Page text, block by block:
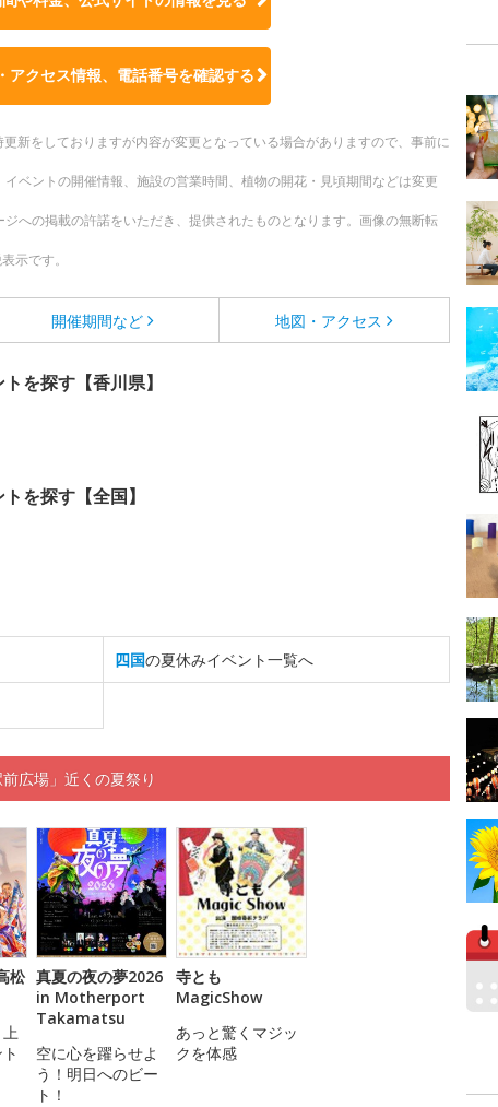
アクセス情報、電話番号を確認する
新をしておりますが内容が変更となっている場合がありますので、事前に
ベントの開催情報、施設の営業時間、植物の開花・見頃期間などは変更
への掲載の許諾をいただき、提供されたものとなります。画像の無断転
示です。
開催期間など 地図・アクセス
を探す【香川県】
を探す【全国】
四国の夏休みイベント一覧へ
広場」近くの夏祭り
松 真夏の夜の夢2026
in Motherport
Takamatsu
空に心を躍らせよ
う！明日へのビー
ト！
寺とも
MagicShow
あっと驚くマジッ
クを体感